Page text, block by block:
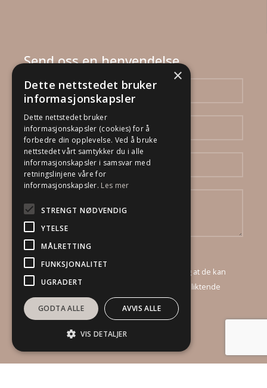
Send oss en henvendelse
DinBoligStylist AS mottar mine opplysninger, og at de kan
kontakte meg via e-post og telefon for et uforpliktende
tilbud.
×
Dette nettstedet bruker
informasjonskapsler
Dette nettstedet bruker
informasjonskapsler (cookies) for å
forbedre din opplevelse. Ved å bruke
nettstedet vårt samtykker du i alle
informasjonskapsler i samsvar med
retningslinjene våre for
informasjonskapsler. Les mer
STRENGT NØDVENDIG
YTELSE
MÅLRETTING
FUNKSJONALITET
UGRADERT
GODTA ALLE AVVIS ALLE
VIS DETALJER